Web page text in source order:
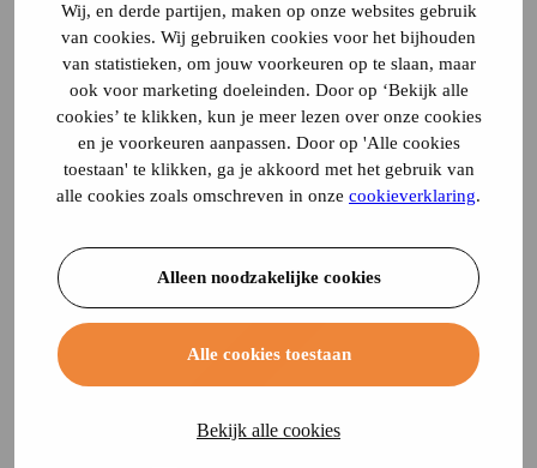
Wij, en derde partijen, maken op onze websites gebruik
van cookies. Wij gebruiken cookies voor het bijhouden
van statistieken, om jouw voorkeuren op te slaan, maar
ook voor marketing doeleinden. Door op ‘Bekijk alle
cookies’ te klikken, kun je meer lezen over onze cookies
en je voorkeuren aanpassen. Door op 'Alle cookies
toestaan' te klikken, ga je akkoord met het gebruik van
alle cookies zoals omschreven in onze cookieverklaring.
Alleen noodzakelijke cookies
Alle cookies toestaan
Bekijk alle cookies